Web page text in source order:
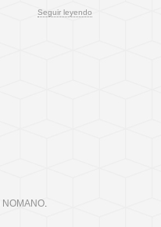
Seguir leyendo
NOMANO